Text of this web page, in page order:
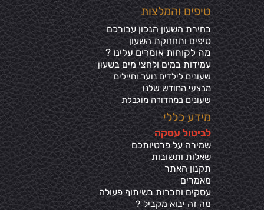
טיפים והמלצות
בחירת השעון הנכון עבורכם
טיפים ותחזוקת השעון
מה לקוחות אומרים עלינו ?
עמידות במים ולחצי מים בשעון
שעונים לילדים נוער וחיילים
מבצעי החודש שלנו
שעונים במהדורה מוגבלת
מידע כללי
לביטול עסקה
שמירה על פרטיותכם
שאלות ותשובות
תקנון האתר
מאמרים
עסקים וחברות בשיתוף פעולה
מה זה יבוא מקביל ?